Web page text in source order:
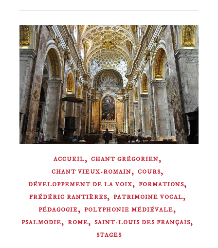
ACCUEIL, CHANT GRÉGORIEN,
CHANT VIEUX-ROMAIN, COURS,
DÉVELOPPEMENT DE LA VOIX, FORMATIONS,
FRÉDÉRIC RANTIÈRES, PATRIMOINE VOCAL,
PÉDAGOGIE, POLYPHONIE MÉDIÉVALE,
PSALMODIE, ROME, SAINT-LOUIS DES FRANÇAIS,
STAGES